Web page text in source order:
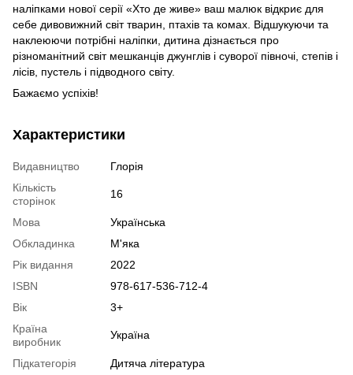
наліпками нової серії «Хто де живе» ваш малюк відкриє для
себе дивовижний світ тварин, птахів та комах. Відшукуючи та
наклеюючи потрібні наліпки, дитина дізнається про
різноманітний світ мешканців джунглів і суворої півночі, степів і
лісів, пустель і підводного світу.
Бажаємо успіхів!
Характеристики
Видавництво
Глорія
Кількість
сторінок
16
Мова
Українська
Обкладинка
М'яка
Рік видання
2022
ISBN
978-617-536-712-4
Вік
3+
Країна
виробник
Україна
Підкатегорія Дитяча література